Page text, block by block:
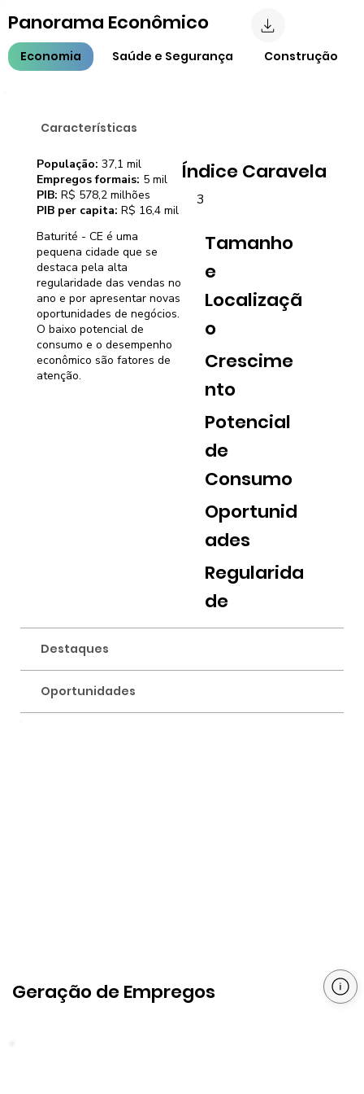
Características
Baturité - CE é uma
pequena cidade que se
destaca pela alta
regularidade das vendas no
ano e por apresentar novas
oportunidades de negócios.
O baixo potencial de
consumo e o desempenho
econômico são fatores de
atenção.
Índice Caravela
3
Tamanho
e
Localizaçã
o
Crescime
nto
Potencial
de
Consumo
Oportunid
ades
Regularida
de
População: 37,1 mil
Empregos formais: 5 mil
PIB: R$ 578,2 milhões
PIB per capita: R$ 16,4 mil
Destaques
Oportunidades
Geração de Empregos
Economia Saúde e Segurança Construção
Panorama Econômico